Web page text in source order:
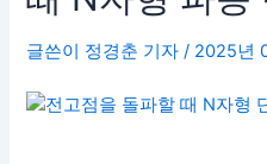
글쓴이 정경춘 기자/ 2025년
전
점